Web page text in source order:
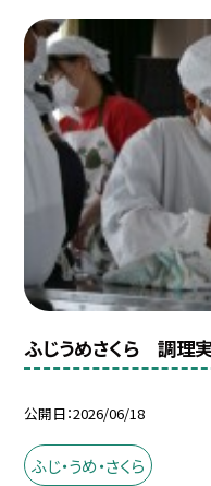
ふじうめさくら 調
公開日 2026/06/18
ふじ・うめ・さくら